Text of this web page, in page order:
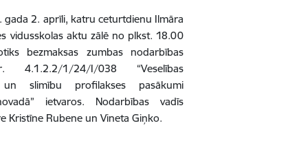
gada 2. aprīli, katru ceturtdienu Ilmāra
vidusskolas aktu zālē no plkst. 18.00
bezmaksas zumbas nodarbības
4.1.2.2/1/24/I/038 “Veselības
un slimību profilakses pasākumi
ietvaros. Nodarbības vadīs
Kristīne Rubene un Vineta Giņko.